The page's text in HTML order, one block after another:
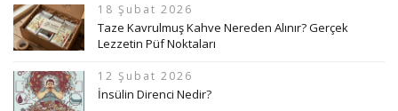
18 Şubat 2026
Taze Kavrulmuş Kahve Nereden Alınır? Gerçek
Lezzetin Püf Noktaları
12 Şubat 2026
İnsülin Direnci Nedir?